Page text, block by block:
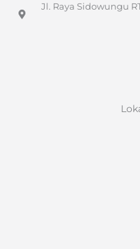
Jl. Raya Sidowungu